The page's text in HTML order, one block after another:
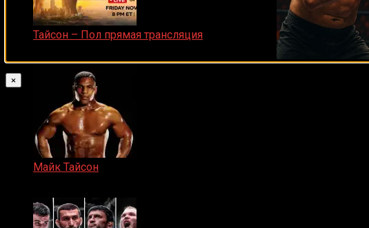
Тайсон – Пол прямая трансляция
Майк Тайсон
×